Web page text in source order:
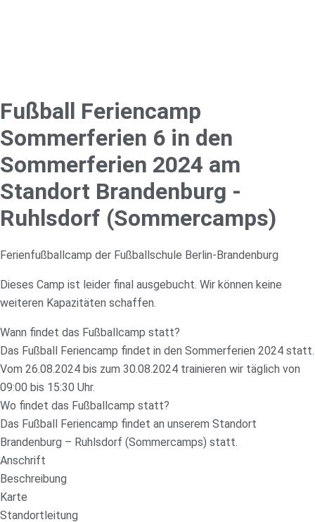
Fußball Feriencamp
Sommerferien 6 in den
Sommerferien 2024 am
Standort Brandenburg -
Ruhlsdorf (Sommercamps)
Ferienfußballcamp der Fußballschule Berlin-Brandenburg
Dieses Camp ist leider final ausgebucht. Wir können keine
weiteren Kapazitäten schaffen.
Wann findet das Fußballcamp statt?
Das Fußball Feriencamp findet in den Sommerferien 2024 statt.
Vom 26.08.2024 bis zum 30.08.2024 trainieren wir täglich von
09:00 bis 15:30 Uhr.
Wo findet das Fußballcamp statt?
Das Fußball Feriencamp findet an unserem Standort
Brandenburg – Ruhlsdorf (Sommercamps) statt.
Anschrift
Beschreibung
Karte
Standortleitung